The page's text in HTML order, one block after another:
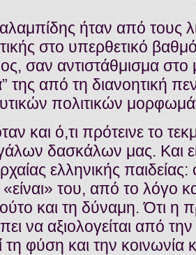
ήταν από τους
στο υπερθετικό
σαν αντιστάθμισμα στο
της από τη διανοητική
πολιτικών
και ό,τι πρότεινε το
δασκάλων μας. Και
ελληνικής
«είναι» του, από το λόγο
και τη δύναμη. Ότι η
να αξιολογείται από
φύση και την κοινωνία